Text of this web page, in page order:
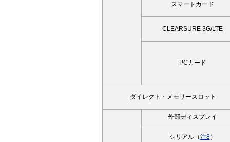
スマートカード
CLEARSURE 3G/LTE
PCカード
ダイレクト・メモリースロット
外部ディスプレイ
シリアル（注8）